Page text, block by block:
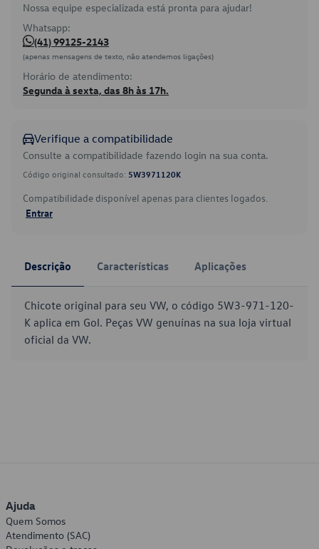
Nossa equipe especializada está pronta para ajudar!
Whatsapp:
(41) 99125-2143
(apenas mensagens de texto, não atendemos ligações)
Horário de atendimento:
Segunda à sexta, das 8h às 17h.
Verifique a compatibilidade
Consulte a compatibilidade fazendo login na sua conta.
Código original consultado: 5W3971120K
Compatibilidade disponível apenas para clientes logados.
Entrar
Descrição Características Aplicações
Chicote original para seu VW, o código 5W3-971-120-
K aplica em Gol. Peças VW genuínas na sua loja virtual
oficial da VW.
Ajuda
Quem Somos
Atendimento (SAC)